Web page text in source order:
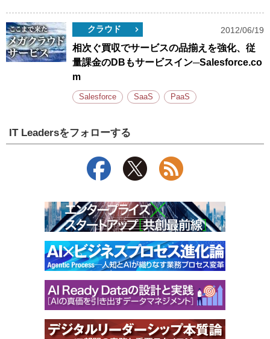
クラウド 2012/06/19
相次ぐ買収でサービスの品揃えを強化、従
量課金のDBもサービスイン─Salesforce.co
m
Salesforce SaaS PaaS
IT Leadersをフォローする